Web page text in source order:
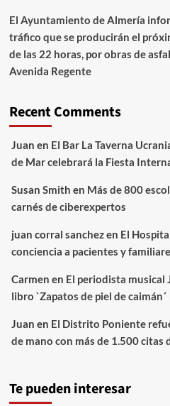
El Ayuntamiento de Almería
tráfico que se producirán el
de las 22 horas, por obras de
Avenida Regente
Recent Comments
Juan en El Bar La Taverna
de Mar celebrará la Fiesta
Susan Smith en Más de 800
carnés de ciberexpertos
juan corral sanchezen El
conciencia a pacientes y
Carmen en El periodista musical
libro `Zapatos de piel de caimán´
Juan en El Distrito Poniente
de mano con más de 1.500 citas
Te pueden interesar